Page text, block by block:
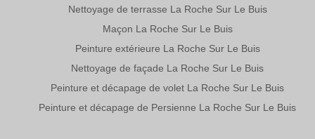
Nettoyage de terrasse La Roche Sur Le Buis
Maçon La Roche Sur Le Buis
Peinture extérieure La Roche Sur Le Buis
Nettoyage de façade La Roche Sur Le Buis
Peinture et décapage de volet La Roche Sur Le Buis
Peinture et décapage de Persienne La Roche Sur Le Buis